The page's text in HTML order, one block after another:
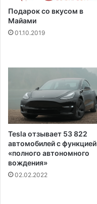
Подарок со вкусом в
Майами
01.10.2019
Tesla отзывает 53 822
автомобилей с функцией
«полного автономного
вождения»
02.02.2022